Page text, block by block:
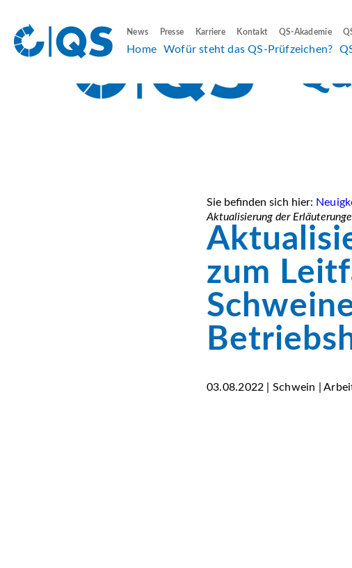
News Presse Karriere Kontakt QS-Akademie
Home Wofür steht das QS-Prüfzeichen?
Sie befinden sich hier:
Aktualisierung der
zum
03.08.2022 | Schwein |